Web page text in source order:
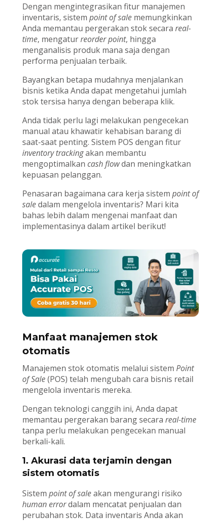
Dengan mengintegrasikan fitur manajemen
inventaris, sistem point of salememungkinkan
Anda memantau pergerakan stok secara real-
time, mengaturreorder point, hingga
menganalisis produk mana saja dengan
performa penjualan terbaik.
Bayangkan betapa mudahnya menjalankan
bisnis ketika Anda dapat mengetahui jumlah
stok tersisa hanya dengan beberapa klik.
Anda tidak perlu lagi melakukan pengecekan
manual atau khawatir kehabisan barang di
saat-saat penting. Sistem POS dengan fitur
inventory trackingakan membantu
mengoptimalkan cash flowdan meningkatkan
kepuasan pelanggan.
Penasaran bagaimana cara kerja sistem point of
saledalam mengelola inventaris? Mari kita
bahas lebih dalam mengenai manfaat dan
implementasinya dalam artikel berikut!
Manfaat manajemen stok
otomatis
Manajemen stok otomatis melalui sistem Point
of Sale(POS) telah mengubah cara bisnis retail
mengelola inventaris mereka.
Dengan teknologi canggih ini, Anda dapat
memantau pergerakan barang secara real-time
tanpa perlu melakukan pengecekan manual
berkali-kali.
1. Akurasi data terjamin dengan
sistem otomatis
Sistem point of saleakan mengurangi risiko
human errordalam mencatat penjualan dan
perubahan stok. Data inventaris Anda akan